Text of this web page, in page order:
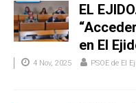
EL
en El
4 Nov, 2025 PSOE de El